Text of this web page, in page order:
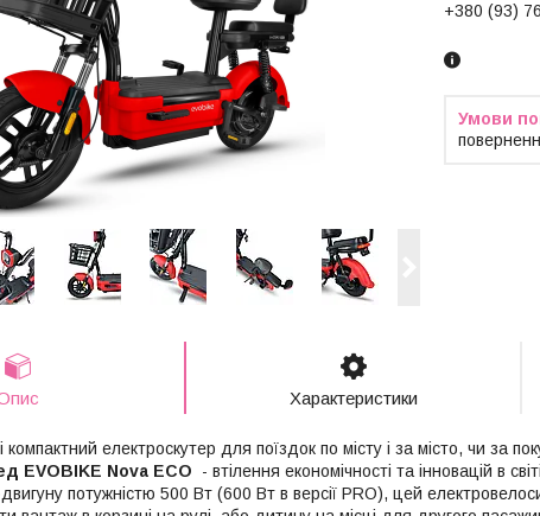
+380 (93)
Характеристики
електроскутер для поїздок по місту і за місто, чи за
EVOBIKE Nova ECO - втілення економічності та інновацій в
потужністю 500 Вт (600 Вт в версії PRO), цей